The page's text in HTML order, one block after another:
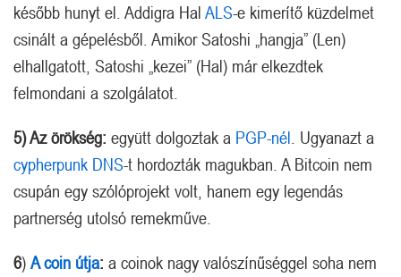
később hunyt el. Addigra Hal ALS-e kimerítő küzdelmet
csinált a gépelésből. Amikor Satoshi „hangja” (Len)
elhallgatott, Satoshi „kezei” (Hal) már elkezdtek
felmondani a szolgálatot.
5) Az örökség: együtt dolgoztak a PGP-nél . Ugyanazt a
cypherpunk DNS-t hordozták magukban. A Bitcoin nem
csupán egy szólóprojekt volt, hanem egy legendás
partnerség utolsó remekműve.
6) A coin útja: a coinok nagy valószínűséggel soha nem